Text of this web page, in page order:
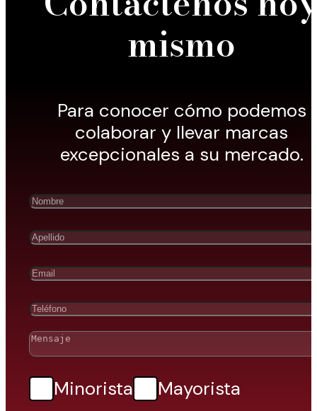
mismo
Para conocer cómo podemos
colaborar y llevar marcas
excepcionales a su mercado.
Minorista Mayorista